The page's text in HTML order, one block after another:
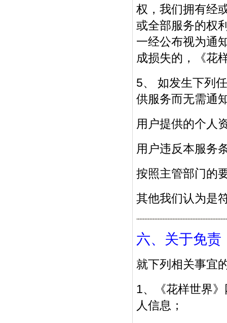
权，我们拥有经
或全部服务的权
一经公布视为通
成损失的，《花
5、 如发生下列
供服务而无需通
用户提供的个人
用户违反本服务
按照主管部门的
其他我们认为是
六、关于免责
就下列相关事宜
1、《花样世界
人信息；